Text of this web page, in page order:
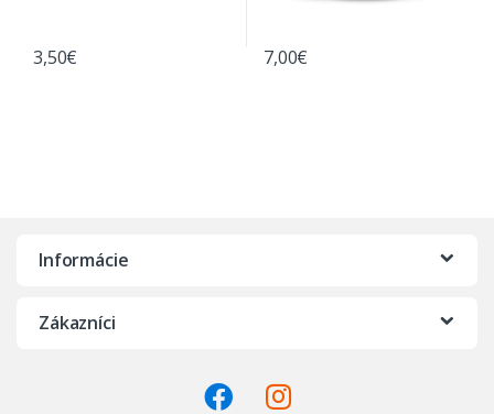
3,50€ 7,00€
Informácie
Zákazníci